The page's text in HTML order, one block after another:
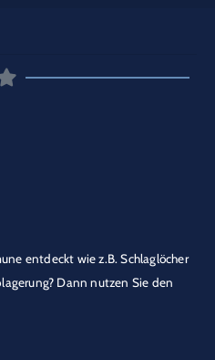
entdeckt wie z.B. Schlaglöcher
Dann nutzen Sie den